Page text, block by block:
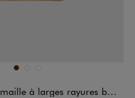
coloris
MARRON
à larges rayures bébé garçon